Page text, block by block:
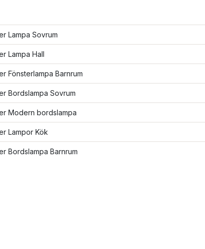
Lampa Sovrum
Lampa Hall
Fönsterlampa Barnrum
Bordslampa Sovrum
Modern bordslampa
Lampor Kök
Bordslampa Barnrum